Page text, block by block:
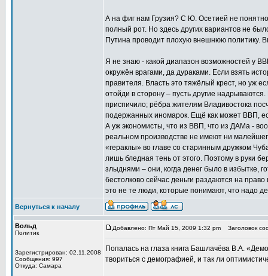
А на фиг нам Грузия? С Ю. Осетией не понятно
полный рот. Но здесь других вариантов не
Путина проводит плохую внешнюю политику.
Я не знаю - какой диапазон возможностей у
окружён врагами, да дураками. Если взять
правителя. Власть это тяжёлый крест, но уж
отойди в сторону – пусть другие
приспичило; рёбра жителям Владивостока
подержанных иномарок. Ещё как может ВВП,
А уж экономисты, что из ВВП, что из ДАМа -
реальном производстве не имеют ни
«гераклы» во главе со старинным дружком
лишь бледная тень от этого. Поэтому в руки
злыднями – они, когда денег было в избытке,
бестолково сейчас деньги раздаются на
это не те люди, которые понимают, что надо
Вернуться к началу
Вольд
Политик
Зарегистрирован: 02.11.2008
Сообщения: 997
Откуда: Самара
Добавлено: Пт Май 15, 2009 1:32 pm Заголовок
Попалась на глаза книга Башлачёва В.А.
твориться с демографией, и так ли